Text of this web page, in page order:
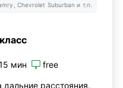
Chevrolet Suburban и т.п.
мин free
расстояния.